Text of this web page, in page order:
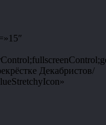
Декабристов/